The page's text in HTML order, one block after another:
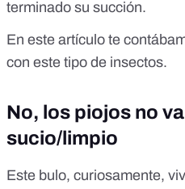
terminado su succión.
En este artículo te
con este tipo de insectos.
No, los piojos no
sucio/limpio
Este bulo, curiosamente,